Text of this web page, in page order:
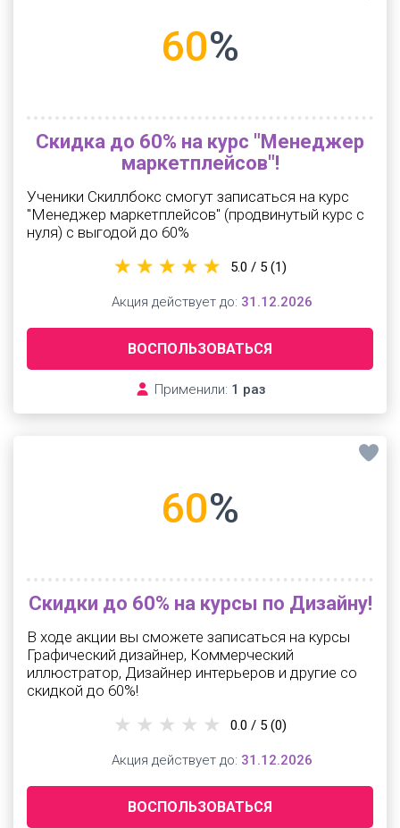
60%
Скидка до 60% на курс "Менеджер
маркетплейсов"!
Ученики Скиллбокс смогут записаться на курс
"Менеджер маркетплейсов" (продвинутый курс с
нуля) с выгодой до 60%
ВОСПОЛЬЗОВАТЬСЯ
Применили: 1 раз
5.0 / 5 (1)
Акция действует до: 31.12.2026
60%
Скидки до 60% на курсы по Дизайну!
В ходе акции вы сможете записаться на курсы
Графический дизайнер, Коммерческий
иллюстратор, Дизайнер интерьеров и другие со
скидкой до 60%!
ВОСПОЛЬЗОВАТЬСЯ
0.0 / 5 (0)
Акция действует до: 31.12.2026